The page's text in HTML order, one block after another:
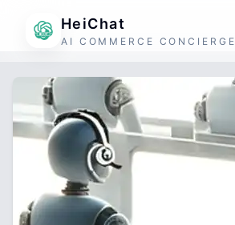
HeiChat
AI COMMERCE CONCIERGE